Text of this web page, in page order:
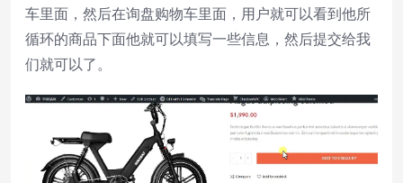
车里面，然后在询盘购物车里面，用户就可以看到他所
循环的商品下面他就可以填写一些信息，然后提交给我
们就可以了。